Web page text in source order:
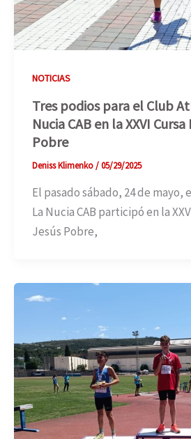
NOTICIAS
Tres podios para el Club
Nucia CAB en la XXVI
Pobre
Deniss Klimenko/05/29/2025
El pasado sábado, 24 de
La Nucia CAB participó en la
Jesús Pobre,